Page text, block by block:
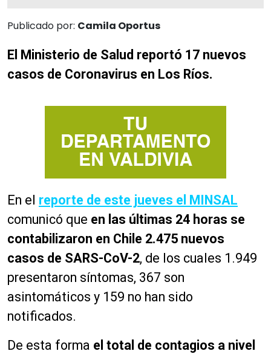
Publicado por: Camila Oportus
El Ministerio de Salud reportó 17 nuevos
casos de Coronavirus en Los Ríos.
En el reporte de este jueves el MINSAL
comunicó que en las últimas 24 horas se
contabilizaron en Chile 2.475 nuevos
casos de SARS-CoV-2, de los cuales 1.949
presentaron síntomas, 367 son
asintomáticos y 159 no han sido
notificados.
De esta forma el total de contagios a nivel